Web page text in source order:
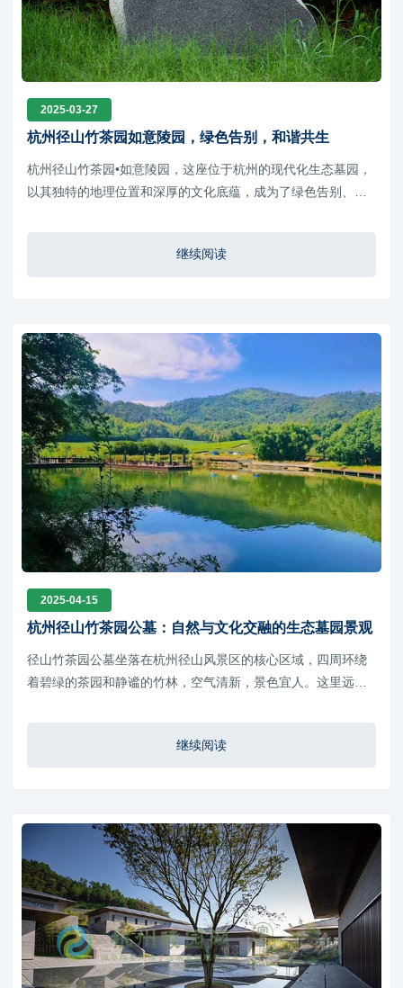
2025-03-27
杭州径山竹茶园如意陵园，绿色告别，和谐共生
杭州径山竹茶园•如意陵园，这座位于杭州的现代化生态墓园，
以其独特的地理位置和深厚的文化底蕴，成为了绿色告别、和
继续阅读
2025-04-15
杭州径山竹茶园公墓：自然与文化交融的生态墓园景观
径山竹茶园公墓坐落在杭州径山风景区的核心区域，四周环绕
着碧绿的茶园和静谧的竹林，空气清新，景色宜人。这里远离
继续阅读